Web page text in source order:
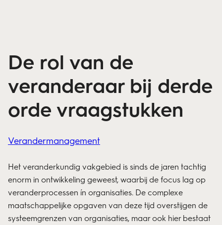
De rol van de
veranderaar bij derde
orde vraagstukken
Verandermanagement
Het veranderkundig vakgebied is sinds de jaren tachtig
enorm in ontwikkeling geweest, waarbij de focus lag op
veranderprocessen ín organisaties. De complexe
maatschappelijke opgaven van deze tijd overstijgen de
systeemgrenzen van organisaties, maar ook hier bestaat